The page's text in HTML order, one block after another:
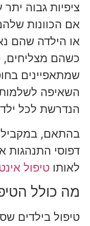
ציפיות גבוה
אם הכוונות
או הילדה שהם
כשהם מצליחים,
שמתאפיינים
השאיפה לשלמות
הנדרשת לכל ילד
בהתאם, במקביל
דפוסי התנהגות
לאותו טיפול
מה כולל
טיפול בילדים